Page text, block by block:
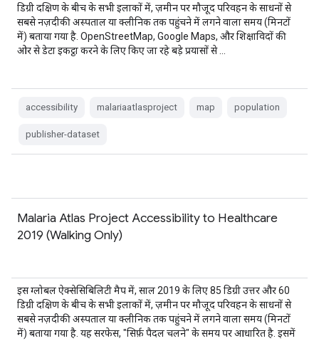
डिग्री दक्षिण के बीच के सभी इलाकों में, ज़मीन पर मौजूद परिवहन के साधनों से
सबसे नज़दीकी अस्पताल या क्लीनिक तक पहुंचने में लगने वाला समय (मिनटों
में) बताया गया है. OpenStreetMap, Google Maps, और शिक्षाविदों की
ओर से डेटा इकट्ठा करने के लिए किए जा रहे बड़े प्रयासों से …
accessibility malariaatlasproject map population
publisher-dataset
Malaria Atlas Project Accessibility to Healthcare
2019 (Walking Only)
इस ग्लोबल ऐक्सेसिबिलिटी मैप में, साल 2019 के लिए 85 डिग्री उत्तर और 60
डिग्री दक्षिण के बीच के सभी इलाकों में, ज़मीन पर मौजूद परिवहन के साधनों से
सबसे नज़दीकी अस्पताल या क्लीनिक तक पहुंचने में लगने वाला समय (मिनटों
में) बताया गया है. यह सरफेस, "सिर्फ़ पैदल चलने" के समय पर आधारित है. इसमें